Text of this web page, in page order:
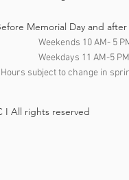
Memorial Day and
Weekends 10 AM- 5
Weekdays 11 AM-5 PM
Hours subject to change in
I All rights reserved